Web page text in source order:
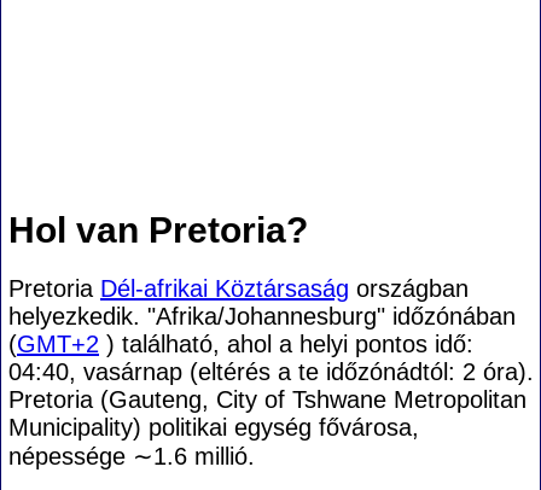
Hol van Pretoria?
Pretoria Dél-afrikai Köztársaság országban
helyezkedik. "Afrika/Johannesburg" időzónában
(GMT+2 ) található, ahol a helyi pontos idő:
04:40, vasárnap (eltérés a te időzónádtól: 2 óra).
Pretoria (Gauteng, City of Tshwane Metropolitan
Municipality) politikai egység fővárosa,
népessége ∼1.6 millió.